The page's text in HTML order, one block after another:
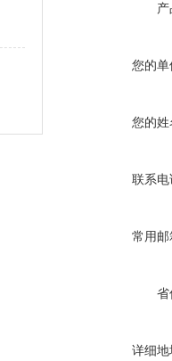
产
您的单
您的姓
联系电
常用邮
省
详细地